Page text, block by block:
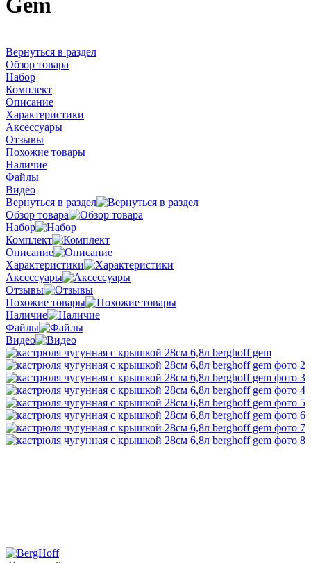
Gem
Вернуться в раздел
Обзор товара
Набор
Комплект
Описание
Характеристики
Аксессуары
Отзывы
Похожие товары
Наличие
Файлы
Видео
Вернуться в раздел
Обзор товара
Набор
Комплект
Описание
Характеристики
Аксессуары
Отзывы
Похожие товары
Наличие
Файлы
Видео